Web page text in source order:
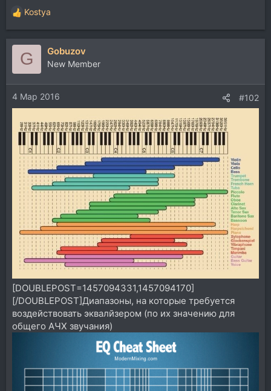
Р
е
а
и
и
:
Kostya
G Gobuzov
New Member
4 Мар 2016 #102
[DOUBLEPOST=1457094331,1457094170]
[/DOUBLEPOST]Диапазоны, на которые требуется
воздействовать эквалйзером (по их значению для
общего АЧХ звучания)